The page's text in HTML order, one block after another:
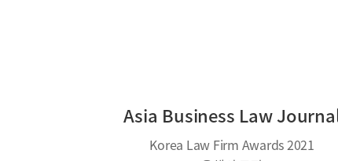
Asia Business Law
Korea Law Firm Awards 2021